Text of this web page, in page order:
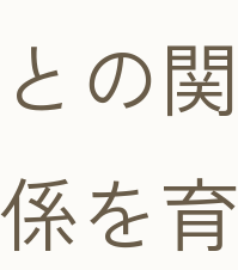
との関
係を育